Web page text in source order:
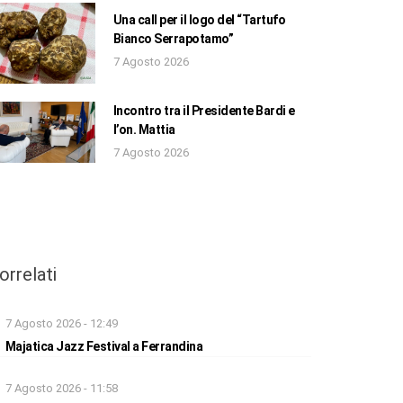
Una call per il logo del “Tartufo
Bianco Serrapotamo”
7 Agosto 2026
Incontro tra il Presidente Bardi e
l’on. Mattia
7 Agosto 2026
7 Agosto 2026 - 12:49
Majatica Jazz Festival a Ferrandina
7 Agosto 2026 - 11:58